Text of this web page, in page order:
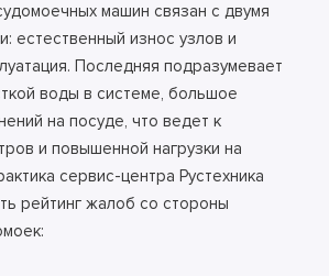
машин связан с двумя
естественный износ узлов и
Последняя подразумевает
воды в системе, большое
на посуде, что ведет к
и повышенной нагрузки на
сервис-центра Рустехника
рейтинг жалоб со стороны